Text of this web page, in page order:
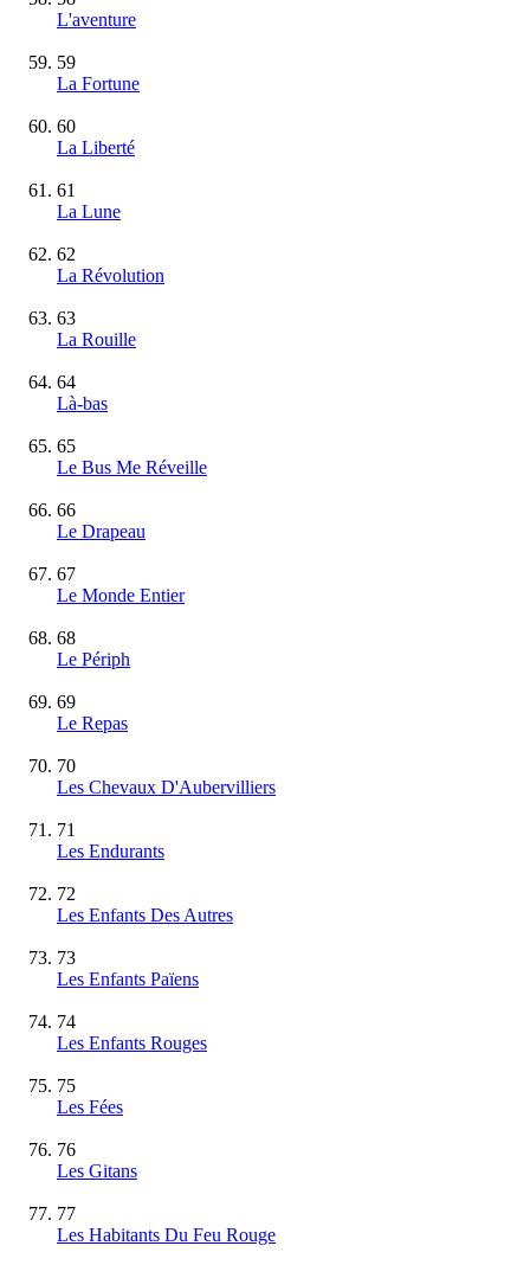
L'aventure
59
La Fortune
60
La Liberté
61
La Lune
62
La Révolution
63
La Rouille
64
Là-bas
65
Le Bus Me Réveille
66
Le Drapeau
67
Le Monde Entier
68
Le Périph
69
Le Repas
70
Les Chevaux D'Aubervilliers
71
Les Endurants
72
Les Enfants Des Autres
73
Les Enfants Païens
74
Les Enfants Rouges
75
Les Fées
76
Les Gitans
77
Les Habitants Du Feu Rouge